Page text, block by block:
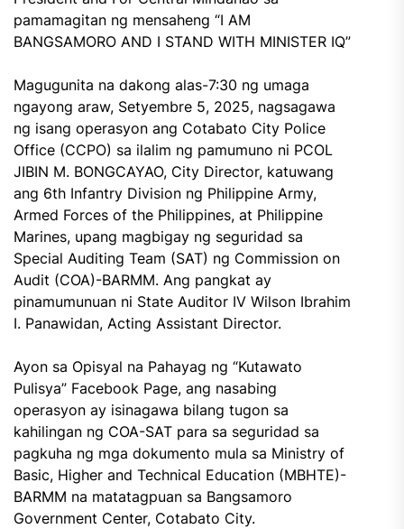
pamamagitan ng mensaheng “I AM
BANGSAMORO AND I STAND WITH MINISTER IQ”
Magugunita na dakong alas-7:30 ng umaga
ngayong araw, Setyembre 5, 2025, nagsagawa
ng isang operasyon ang Cotabato City Police
Office (CCPO) sa ilalim ng pamumuno ni PCOL
JIBIN M. BONGCAYAO, City Director, katuwang
ang 6th Infantry Division ng Philippine Army,
Armed Forces of the Philippines, at Philippine
Marines, upang magbigay ng seguridad sa
Special Auditing Team (SAT) ng Commission on
Audit (COA)-BARMM. Ang pangkat ay
pinamumunuan ni State Auditor IV Wilson Ibrahim
I. Panawidan, Acting Assistant Director.
Ayon sa Opisyal na Pahayag ng “Kutawato
Pulisya” Facebook Page, ang nasabing
operasyon ay isinagawa bilang tugon sa
kahilingan ng COA-SAT para sa seguridad sa
pagkuha ng mga dokumento mula sa Ministry of
Basic, Higher and Technical Education (MBHTE)-
BARMM na matatagpuan sa Bangsamoro
Government Center, Cotabato City.